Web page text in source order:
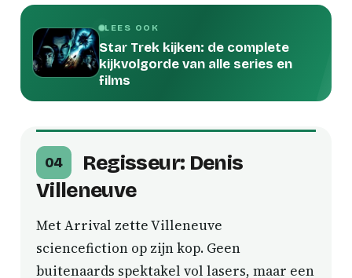
LEES OOK
Star Trek kijken: de complete
kijkvolgorde van alle series en
films
04
Regisseur: Denis
Villeneuve
Met Arrival zette Villeneuve
sciencefiction op zijn kop. Geen
buitenaards spektakel vol lasers, maar een